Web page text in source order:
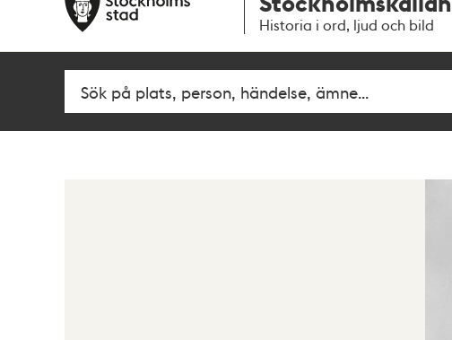
navigationen
huvudinnehållet
Historia i ord, ljud och bild
Fritextsök